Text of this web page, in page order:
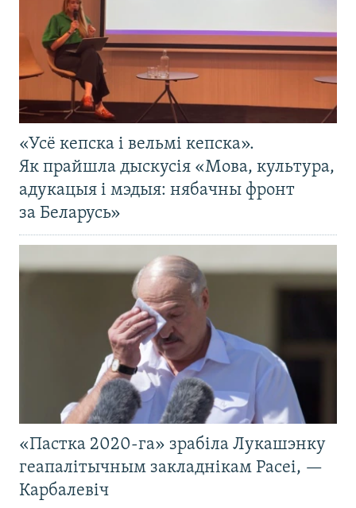
«Усё кепска і вельмі кепска».
Як прайшла дыскусія «Мова, культура,
адукацыя і мэдыя: нябачны фронт
за Беларусь»
«Пастка 2020-га» зрабіла Лукашэнку
геапалітычным закладнікам Расеі, —
Карбалевіч